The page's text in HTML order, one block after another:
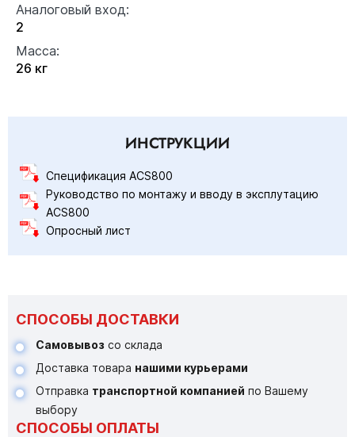
Аналоговый вход:
2
Масса:
26 кг
ИНСТРУКЦИИ
Спецификация ACS800
Руководство по монтажу и вводу в эксплутацию
ACS800
Опросный лист
СПОСОБЫ ДОСТАВКИ
Самовывоз со склада
Доставка товара нашими курьерами
Отправка транспортной компанией по Вашему
выбору
СПОСОБЫ ОПЛАТЫ